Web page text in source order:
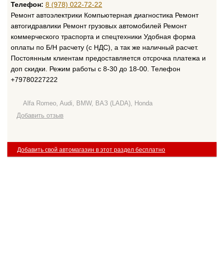
Телефон: 8 (978) 022-72-22
Ремонт автоэлектрики Компьютерная диагностика Ремонт
автогидравлики Ремонт грузовых автомобилей Ремонт
коммерческого траспорта и спецтехники Удобная форма
оплаты по Б/Н расчету (с НДС), а так же наличный расчет.
Постоянным клиентам предоставляется отсрочка платежа и
доп скидки. Режим работы с 8-30 до 18-00. Телефон
+79780227222
Alfa Romeo, Audi, BMW, ВАЗ (LADA), Honda
Добавить отзыв
Добавить свой автомагазин в этот раздел бесплатно